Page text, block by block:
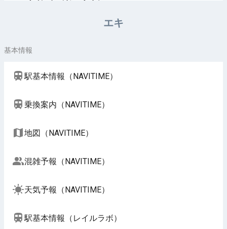
イベント（じゃらん）
エキ
基本情報
駅基本情報（NAVITIME）
乗換案内（NAVITIME）
地図（NAVITIME）
混雑予報（NAVITIME）
天気予報（NAVITIME）
駅基本情報（レイルラボ）